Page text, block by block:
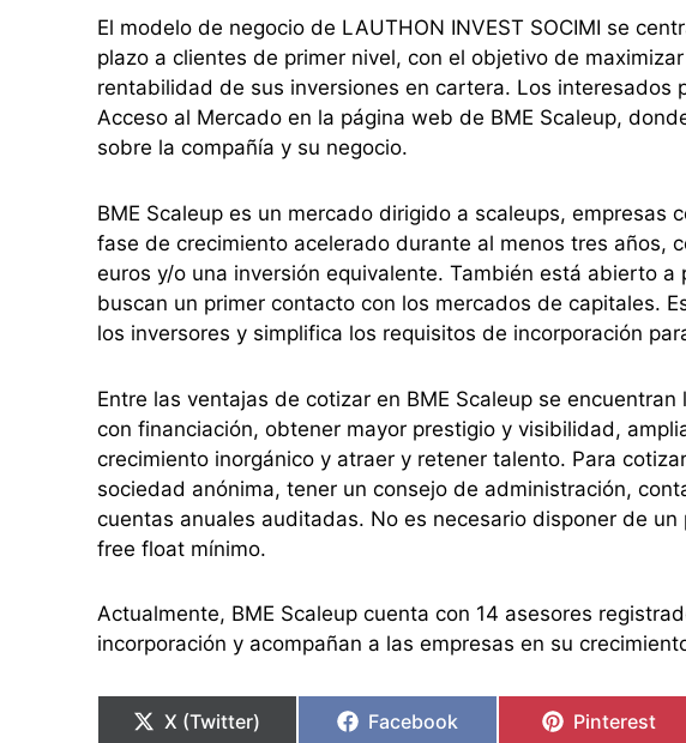
El modelo de negocio de LAUTHON INVEST SOCIMI se
plazo a clientes de primer nivel, con el objetivo de
rentabilidad de sus inversiones en cartera. Los interesados
Acceso al Mercado en la página web de BME Scaleup,
sobre la compañía y su negocio.
BME Scaleup es un mercado dirigido a scaleups, empresas
fase de crecimiento acelerado durante al menos tres años,
euros y/o una inversión equivalente. También está abierto a
buscan un primer contacto con los mercados de capitales.
los inversores y simplifica los requisitos de incorporación
Entre las ventajas de cotizar en BME Scaleup se
con financiación, obtener mayor prestigio y visibilidad,
crecimiento inorgánico y atraer y retener talento. Para
sociedad anónima, tener un consejo de administración,
cuentas anuales auditadas. No es necesario disponer de
free float mínimo.
Actualmente, BME Scaleup cuenta con 14 asesores
incorporación y acompañan a las empresas en su
X (Twitter) Facebook Pinterest